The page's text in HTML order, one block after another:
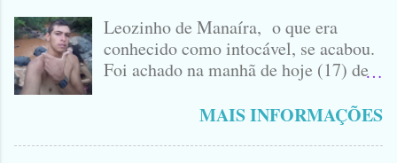
Leozinho de Manaíra, o que era
conhecido como intocável, se acabou.
Foi achado na manhã de hoje (17) de
no Sertão da Paraíba, o Lendário
MAIS INFORMAÇÕES